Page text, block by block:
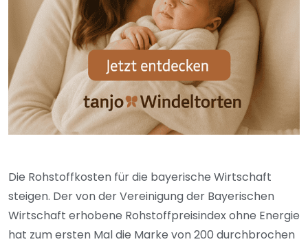
Die Rohstoffkosten für die bayerische Wirtschaft
steigen. Der von der Vereinigung der Bayerischen
Wirtschaft erhobene Rohstoffpreisindex ohne Energie
hat zum ersten Mal die Marke von 200 durchbrochen